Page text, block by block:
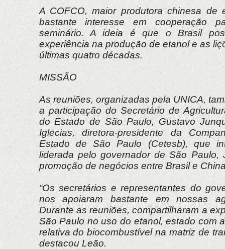
A COFCO, maior produtora chinesa de
bastante interesse em cooperação
seminário. A ideia é que o Brasil
experiência na produção de etanol e as
últimas quatro décadas.
MISSÃO
As reuniões, organizadas pela UNICA,
a participação do Secretário de
do Estado de São Paulo, Gustavo
Iglecias, diretora-presidente da
Estado de São Paulo (Cetesb), que
liderada pelo governador de São Paulo,
promoção de negócios entre Brasil e
“Os secretários e representantes do
nos apoiaram bastante em nossas
Durante as reuniões, compartilharam a
São Paulo no uso do etanol, estado com
relativa do biocombustível na matriz de
destacou Leão.